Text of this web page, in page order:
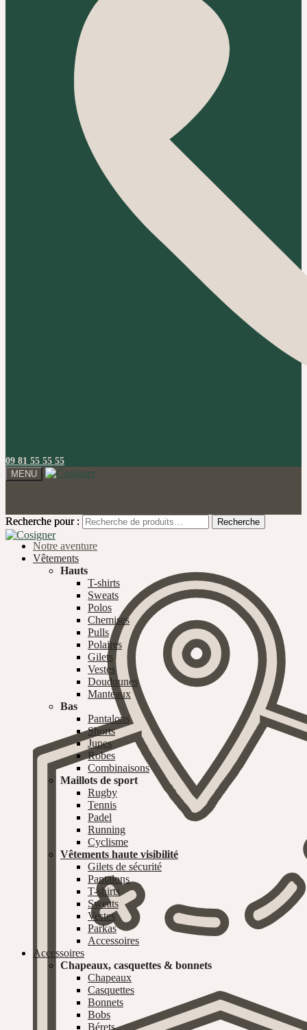
09 81 55 55 55
MENU
Recherche pour : Recherche
Notre aventure
Recherche pour : Recherche
Vêtements
Hauts
T-shirts
Sweats
Polos
Chemises
Pulls
Polaires
Gilets
Vestes
Doudounes
Manteaux
Bas
Pantalons
Shorts
Jupes
Robes
Combinaisons
Maillots de sport
Rugby
Tennis
Padel
Running
Cyclisme
Vêtements haute visibilité
Gilets de sécurité
Pantalons
T-shirts
Sweats
Vestes
Parkas
Accessoires
Accessoires
Chapeaux, casquettes & bonnets
Chapeaux
Casquettes
Bonnets
Bobs
Bérets